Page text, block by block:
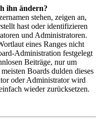
ihn ändern?
stehen, zeigen an,
hast oder identifizieren
und Administratoren.
eines Ranges nicht
Administration festgelegt
Beiträge, nur um
Boards dulden dieses
oder Administrator wird
wieder zurücksetzen.